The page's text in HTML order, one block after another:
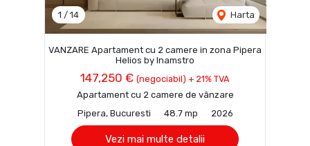
1 / 14 Harta
VANZARE Apartament cu 2 camere in zona Pipera
Helios by Inamstro
147,250 € (negociabil) + 21% TVA
Apartament cu 2 camere de vânzare
Pipera, Bucuresti
48.7 mp 2026
Vezi mai multe detalii